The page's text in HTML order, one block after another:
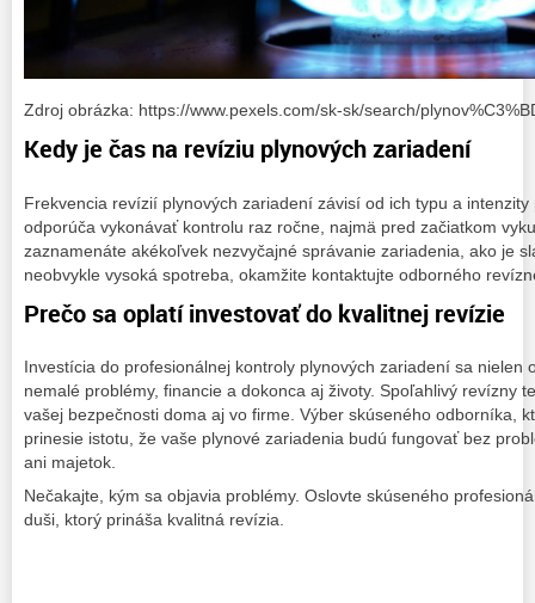
Zdroj obrázka: https://www.pexels.com/sk-sk/search/
Kedy je čas na revíziu plynových zariadení
Frekvencia revízií plynových zariadení závisí od ich typu a
odporúča vykonávať kontrolu raz ročne, najmä pred začiatkom
zaznamenáte akékoľvek nezvyčajné správanie zariadenia, ako je
neobvykle vysoká spotreba, okamžite kontaktujte odborného
Prečo sa oplatí investovať do kvalitnej revízie
Investícia do profesionálnej kontroly plynových zariadení sa nielen
nemalé problémy, financie a dokonca aj životy. Spoľahlivý revízny
vašej bezpečnosti doma aj vo firme. Výber skúseného odborníka,
prinesie istotu, že vaše plynové zariadenia budú fungovať bez
ani majetok.
Nečakajte, kým sa objavia problémy. Oslovte skúseného
duši, ktorý prináša kvalitná revízia.